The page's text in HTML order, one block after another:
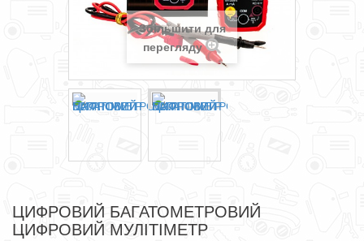
Збільшити для
перегляду
ЦИФРОВИЙ БАГАТОМЕТРОВИЙ
ЦИФРОВИЙ МУЛІТІМЕТР